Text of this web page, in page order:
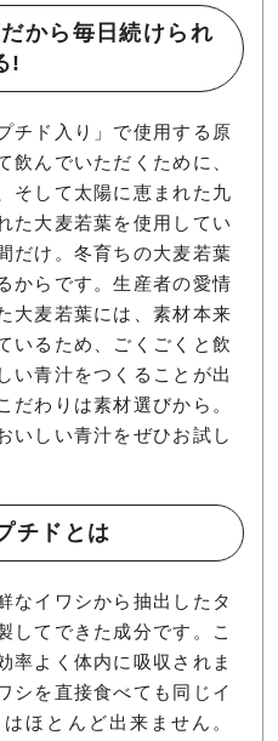
から毎日続けられ
!
チド入り」で使用する原
飲んでいただくために、
そして太陽に恵まれた九
た大麦若葉を使用してい
だけ。冬育ちの大麦若葉
からです。生産者の愛情
大麦若葉には、素材本来
いるため、ごくごくと飲
い青汁をつくることが出
だわりは素材選びから。
いしい青汁をぜひお試し
チドとは
なイワシから抽出したタ
してできた成分です。こ
率よく体内に吸収されま
シを直接食べても同じイ
ほとんど出来ません。